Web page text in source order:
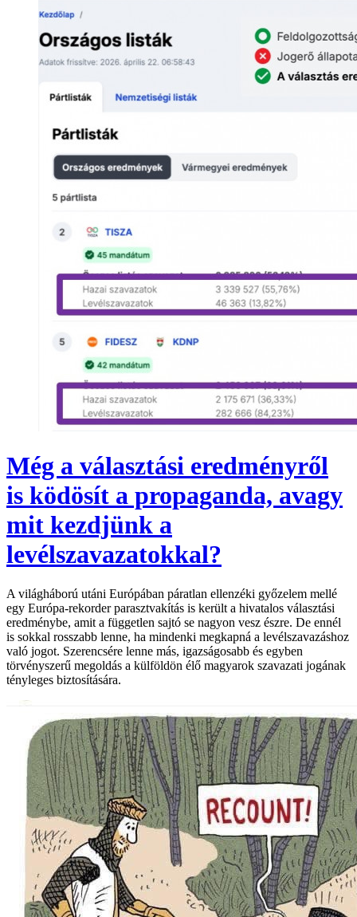
Még a választási eredményről
is ködösít a propaganda, avagy
mit kezdjünk a
levélszavazatokkal?
A világháború utáni Európában páratlan ellenzéki győzelem mellé
egy Európa-rekorder parasztvakítás is került a hivatalos választási
eredménybe, amit a független sajtó se nagyon vesz észre. De ennél
is sokkal rosszabb lenne, ha mindenki megkapná a levélszavazáshoz
való jogot. Szerencsére lenne más, igazságosabb és egyben
törvényszerű megoldás a külföldön élő magyarok szavazati jogának
tényleges biztosítására.